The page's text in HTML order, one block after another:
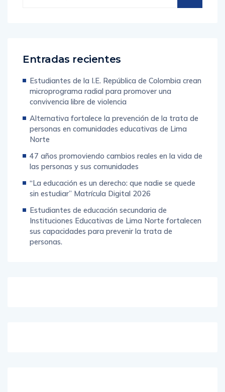
Entradas recientes
Estudiantes de la I.E. República de Colombia crean
microprograma radial para promover una
convivencia libre de violencia
Alternativa fortalece la prevención de la trata de
personas en comunidades educativas de Lima
Norte
47 años promoviendo cambios reales en la vida de
las personas y sus comunidades
“La educación es un derecho: que nadie se quede
sin estudiar” Matrícula Digital 2026
Estudiantes de educación secundaria de
Instituciones Educativas de Lima Norte fortalecen
sus capacidades para prevenir la trata de
personas.